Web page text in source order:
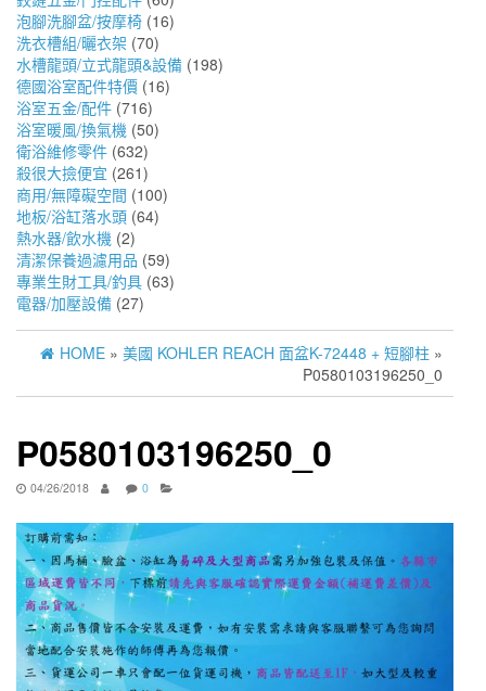
泡腳洗腳盆/按摩椅 (16)
洗衣槽組/曬衣架 (70)
水槽龍頭/立式龍頭&設備 (198)
德國浴室配件特價 (16)
浴室五金/配件 (716)
浴室暖風/換氣機 (50)
衛浴維修零件 (632)
殺很大撿便宜 (261)
商用/無障礙空間 (100)
地板/浴缸落水頭 (64)
熱水器/飲水機 (2)
清潔保養過濾用品 (59)
專業生財工具/釣具 (63)
電器/加壓設備 (27)
HOME » 美國 KOHLER REACH 面盆K-72448 + 短腳柱 »
P0580103196250_0
P0580103196250_0
04/26/2018 0